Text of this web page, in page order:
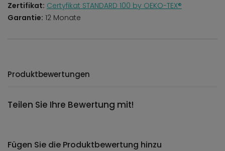
Zertifikat: Certyfikat STANDARD 100 by OEKO-TEX®
Garantie: 12 Monate
Produktbewertungen
Teilen Sie Ihre Bewertung mit!
Fügen Sie die Produktbewertung hinzu